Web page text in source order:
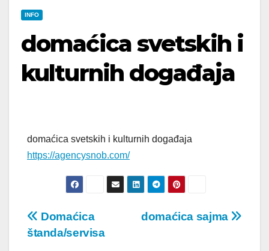
INFO
domaćica svetskih i
kulturnih događaja
domaćica svetskih i kulturnih događaja
https://agencysnob.com/
Post
domaćica sajma
Domaćica
štanda/servisa